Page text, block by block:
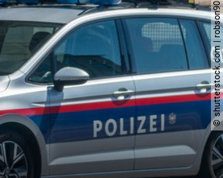
© shutterstock.com | robson90